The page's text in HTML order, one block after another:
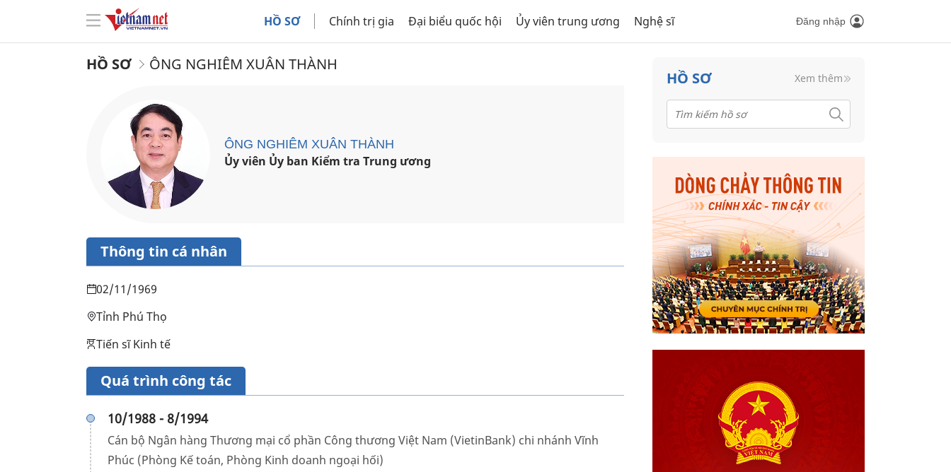
HỒ SƠ Chính trị gia Đại biểu quốc hội Ủy viên trung ương Nghệ sĩ Đăng nhập
HỒ SƠ ÔNG NGHIÊM XUÂN THÀNH
ÔNG NGHIÊM XUÂN THÀNH
Ủy viên Ủy ban Kiểm tra Trung ương
Thông tin cá nhân
02/11/1969
Tỉnh Phú Thọ
Tiến sĩ Kinh tế
Quá trình công tác
10/1988 - 8/1994
Cán bộ Ngân hàng Thương mại cổ phần Công thương Việt Nam (VietinBank) chi nhánh Vĩnh
Phúc (Phòng Kế toán, Phòng Kinh doanh ngoại hối)
HỒ SƠ Xem thêm